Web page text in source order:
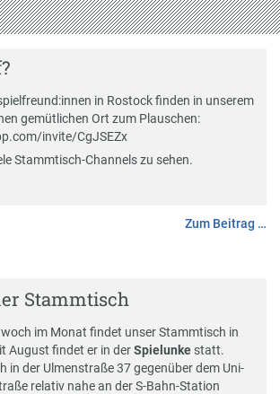
in Rostock finden in unserem
gemütlichen Ort zum Plauschen:
invite/CgJSEZx
Stammtisch-Channels zu sehen.
Zum Beitrag …
Stammtisch
im Monat findet unser Stammtisch in
August findet er in derSpielunkestatt.
in der Ulmenstraße 37 gegenüber dem Uni-
relativ nahe an der S-Bahn-Station